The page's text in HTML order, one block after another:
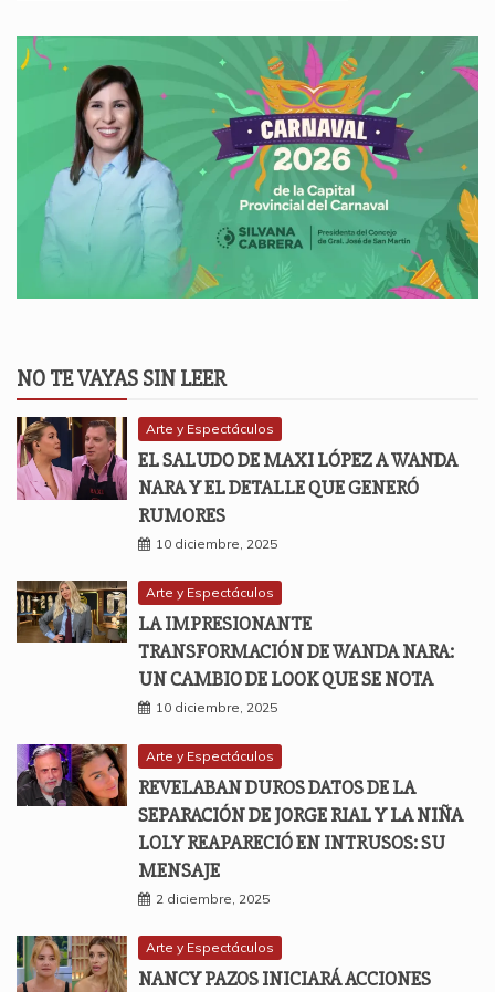
NO TE VAYAS SIN LEER
Arte y Espectáculos
EL SALUDO DE MAXI LÓPEZ A WANDA
NARA Y EL DETALLE QUE GENERÓ
RUMORES
10 diciembre, 2025
Arte y Espectáculos
LA IMPRESIONANTE
TRANSFORMACIÓN DE WANDA NARA:
UN CAMBIO DE LOOK QUE SE NOTA
10 diciembre, 2025
Arte y Espectáculos
REVELABAN DUROS DATOS DE LA
SEPARACIÓN DE JORGE RIAL Y LA NIÑA
LOLY REAPARECIÓ EN INTRUSOS: SU
MENSAJE
2 diciembre, 2025
Arte y Espectáculos
NANCY PAZOS INICIARÁ ACCIONES